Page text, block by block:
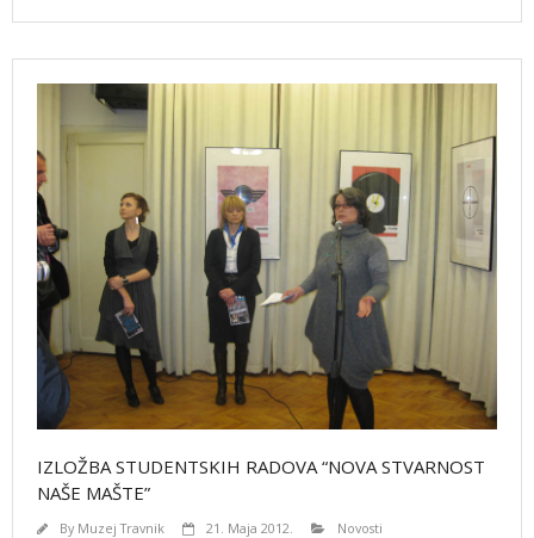
IZLOŽBA STUDENTSKIH RADOVA “NOVA STVARNOST
NAŠE MAŠTE”
By Muzej Travnik 21. Maja 2012. Novosti